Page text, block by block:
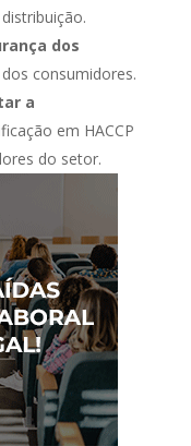
dos
consumidores.
a
em HACCP
do setor.